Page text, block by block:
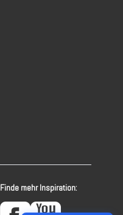
Finde mehr Inspiration: